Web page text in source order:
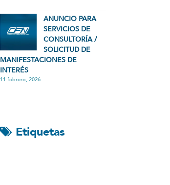
ANUNCIO PARA
SERVICIOS DE
CONSULTORÍA /
SOLICITUD DE
MANIFESTACIONES DE
INTERÉS
11 febrero, 2026
Etiquetas